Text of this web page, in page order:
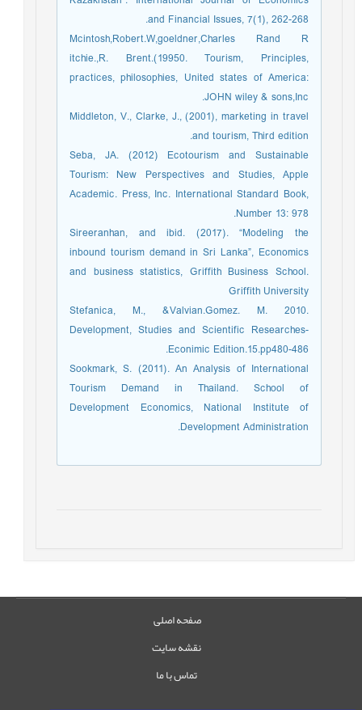
and Financial Issues, 7(1), 262-268.
Mcintosh,Robert.W,goeldner,Charles Rand R
itchie.,R. Brent.(19950. Tourism, Principles,
practices, philosophies, United states of America:
JOHN wiley & sons,Inc.
Middleton, V., Clarke, J., (2001), marketing in travel
and tourism, Third edition.
Seba, JA. (2012) Ecotourism and Sustainable
Tourism: New Perspectives and Studies, Apple
Academic. Press, Inc. International Standard Book,
Number 13: 978.
Sireeranhan, and ibid. (2017). “Modeling the
inbound tourism demand in Sri Lanka”, Economics
and business statistics, Griffith Business School.
Griffith University
Stefanica, M., &Valvian.Gomez. M. 2010.
Development, Studies and Scientific Researches-
Econimic Edition.15.pp480-486.
Sookmark, S. (2011). An Analysis of International
Tourism Demand in Thailand. School of
Development Economics, National Institute of
Development Administration.
صفحه اصلی
نقشه سایت
تماس با ما